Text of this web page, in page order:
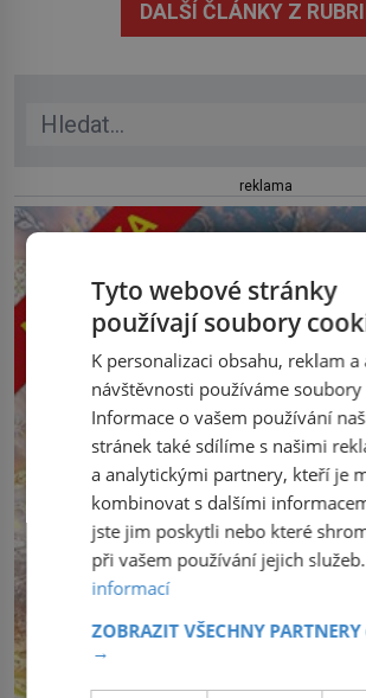
nikdo, kdo by po nich mohl cokoliv
DALŠÍ ČLÁNKY Z
reklama
Tyto webové stránky
používají soubory
K personalizaci obsahu, reklam a
návštěvnosti používáme soubory
Informace o vašem používání
stránek také sdílíme s našimi
a analytickými partnery, kteří je
kombinovat s dalšími
jste jim poskytli nebo které
při vašem používání jejich
informací
ZOBRAZIT VŠECHNY PARTNERY
→